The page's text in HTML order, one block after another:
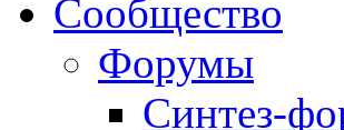
Сообщество
Форумы
Синтез-